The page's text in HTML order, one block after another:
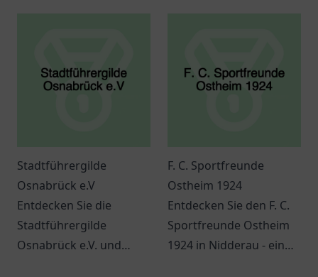
Stadtführergilde
Osnabrück e.V
Entdecken Sie die
Stadtführergilde
Osnabrück e.V. und
F. C. Sportfreunde
Ostheim 1924
Entdecken Sie den F. C.
Sportfreunde Ostheim
1924 in Nidderau - ein